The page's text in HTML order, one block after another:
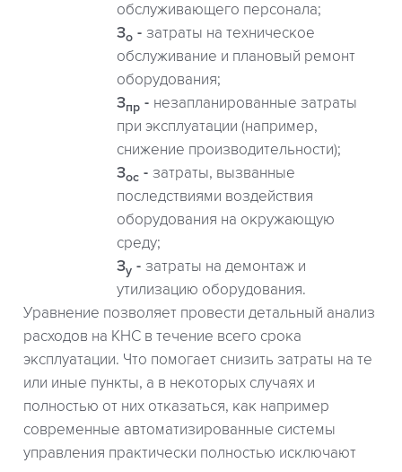
обслуживающего персонала;
Зо
затраты на техническое
обслуживание и плановый ремонт
оборудования;
Зпр
незапланированные затраты
при эксплуатации (например,
снижение производительности);
Зос
затраты, вызванные
последствиями воздействия
оборудования на окружающую
среду;
Зу
затраты на демонтаж и
утилизацию оборудования.
Уравнение позволяет провести детальный анализ
расходов на КНС в течение всего срока
эксплуатации. Что помогает снизить затраты на те
или иные пункты, а в некоторых случаях и
полностью от них отказаться, как например
современные автоматизированные системы
управления практически полностью исключают